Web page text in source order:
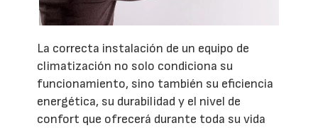
La correcta instalación de un equipo de
climatización no solo condiciona su
funcionamiento, sino también su eficiencia
energética, su durabilidad y el nivel de
confort que ofrecerá durante toda su vida